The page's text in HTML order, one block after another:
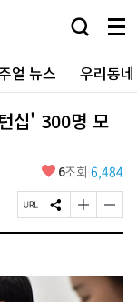
검
창
열
기
메
뉴
전
체
보
얼 뉴스 우리동
십' 300명 모
좋
요
6조회 6,484
페
이
R
L
S
N
유
하
글
자
크
게
글
자
작
게